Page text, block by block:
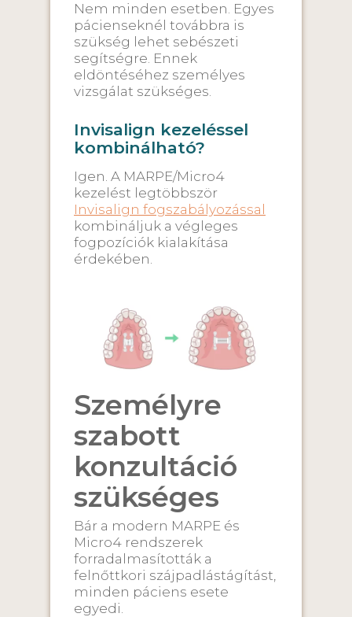
Nem minden esetben. Egyes
pácienseknél továbbra is
szükség lehet sebészeti
segítségre. Ennek
eldöntéséhez személyes
vizsgálat szükséges.
Invisalign kezeléssel
kombinálható?
Igen. A MARPE/Micro4
kezelést legtöbbször
Invisalign fogszabályozással
kombináljuk a végleges
fogpozíciók kialakítása
érdekében.
Személyre
szabott
konzultáció
szükséges
Bár a modern MARPE és
Micro4 rendszerek
forradalmasították a
felnőttkori szájpadlástágítást,
minden páciens esete
egyedi.